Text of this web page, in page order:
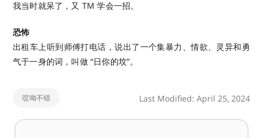
我当时就呆了，又 TM 学会一招。
恐怖
出租车上听到师傅打电话，说出了一个集暴力、情欲、灵异和勇
气于一身的词，叫做 “日你的坟”。
哎呦不错 Last Modified: April 25, 2024